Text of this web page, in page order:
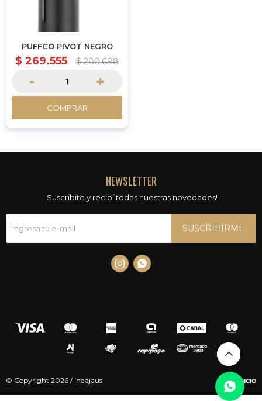
PUFFCO PIVOT NEGRO
$ 269.555 $ 280.698
- +
COMPRAR
NEWSLETTER
¡Suscribite y recibí todas nuestras novedades!
SUSCRIBIRME
 
© Copyright 2026 / Indajaus